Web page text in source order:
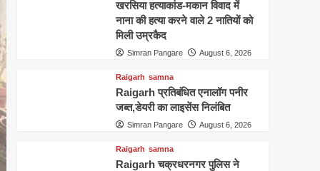
खरसिया हत्याकांड-मकान विवाद में
नाना की हत्या करने वाले 2 नातियों को
मिली उम्रकैद
Simran Pangare August 6, 2026
Raigarh samna
Raigarh प्रतिबंधित एनालॉग पनीर
जब्त,डेयरी का लाइसेंस निलंबित
Simran Pangare August 6, 2026
Raigarh samna
Raigarh चक्रधरनगर पुलिस ने